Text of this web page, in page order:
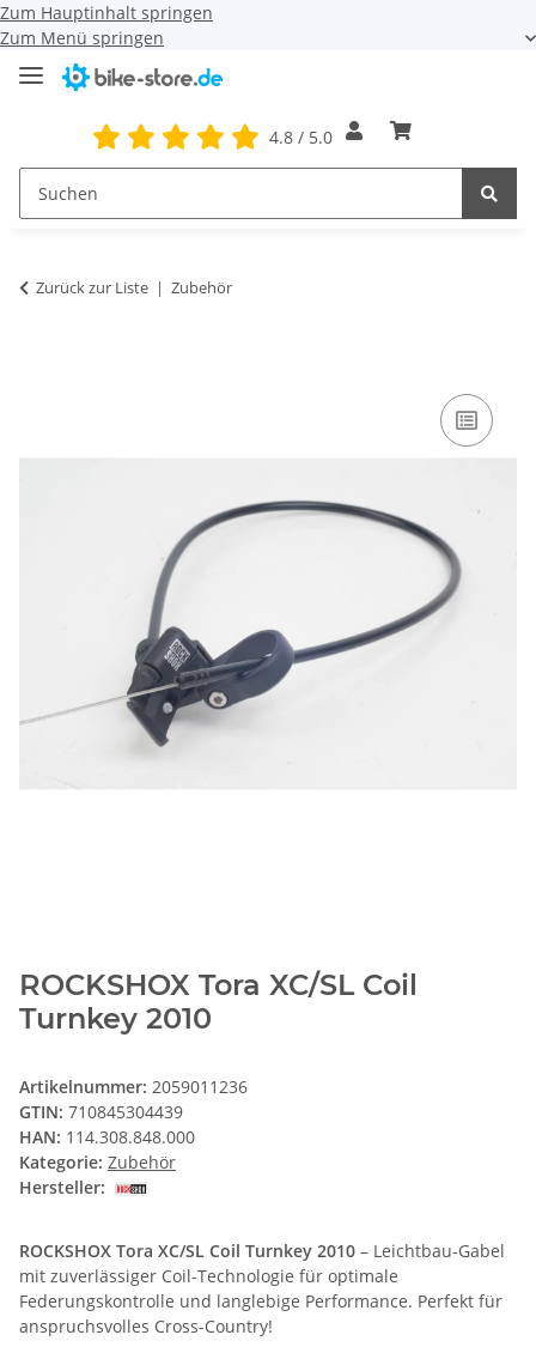
Zum Hauptinhalt springen
Zum Menü springen
4.8 / 5.0
Zurück zur Liste Zubehör
ROCKSHOX Tora XC/SL Coil
Turnkey 2010
Artikelnummer: 2059011236
GTIN: 710845304439
HAN: 114.308.848.000
Kategorie: Zubehör
Hersteller:
ROCKSHOX Tora XC/SL Coil Turnkey 2010 – Leichtbau-Gabel
mit zuverlässiger Coil-Technologie für optimale
Federungskontrolle und langlebige Performance. Perfekt für
anspruchsvolles Cross-Country!